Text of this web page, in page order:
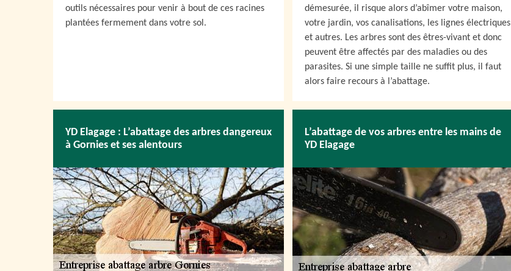
outils nécessaires pour venir à bout de ces racines
plantées fermement dans votre sol.
démesurée, il risque alors d’abîmer votre maison,
votre jardin, vos canalisations, les lignes électriques
et autres. Les arbres sont des êtres-vivant et donc
peuvent être affectés par des maladies ou des
parasites. Si une simple taille ne suffit plus, il faut
alors faire recours à l’abattage.
YD Elagage : L’abattage des arbres dangereux
à Gornies et ses alentours
L’abattage de vos arbres entre les mains de
YD Elagage